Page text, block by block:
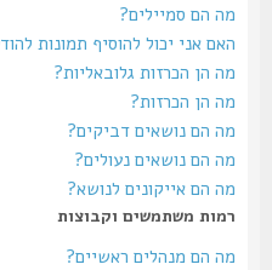
מה הם סמיילים?
האם אני יכול להוסיף תמונות להודעות?
מה הן הכרזות גלובאליות?
מה הן הכרזות?
מה הם נושאים דביקים?
מה הם נושאים נעולים?
מה הם אייקונים לנושא?
רמות משתמשים וקבוצות
מה הם מנהלים ראשיים?